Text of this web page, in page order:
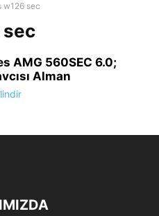
w126 sec
sec
AMG 560SEC 6.0;
Alman